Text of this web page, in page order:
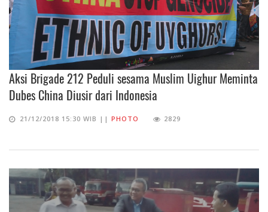
Aksi Brigade 212 Peduli sesama Muslim Uighur Meminta
Dubes China Diusir dari Indonesia
21/12/2018 15:30 WIB || PHOTO 2829